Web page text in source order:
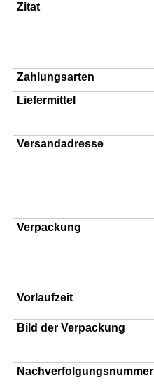
Zitat
Zahlungsarten
Liefermittel
Versandadresse
Verpackung
Vorlaufzeit
Bild der Verpackung
Nachverfolgungsnummer